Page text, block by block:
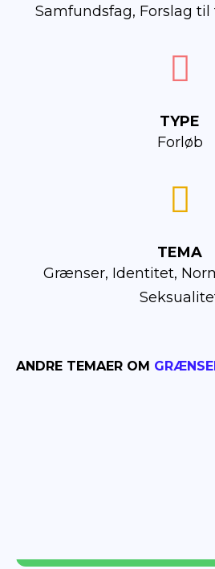
Samfundsfag, Forslag til
TYPE
Forløb
TEMA
Grænser, Identitet,
ANDRE TEMAER OM